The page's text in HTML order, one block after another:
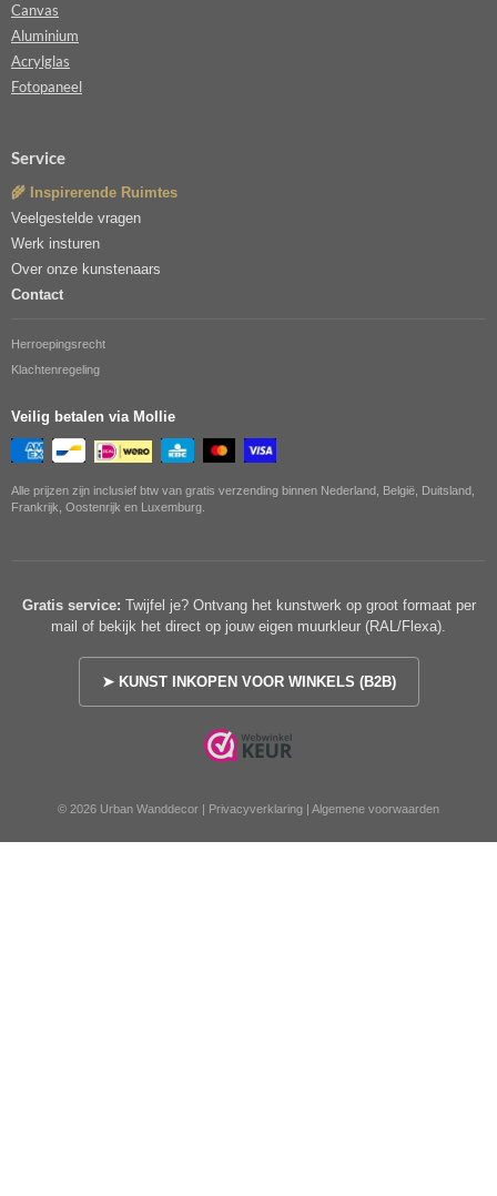
Canvas
Aluminium
Acrylglas
Fotopaneel
Service
🌾 Inspirerende Ruimtes
Veelgestelde vragen
Werk insturen
Over onze kunstenaars
Contact
Herroepingsrecht
Klachtenregeling
Veilig betalen via Mollie
Alle prijzen zijn inclusief btw van gratis verzending binnen Nederland, België, Duitsland,
Frankrijk, Oostenrijk en Luxemburg.
Gratis service: Twijfel je? Ontvang het kunstwerk op groot formaat per
mail of bekijk het direct op jouw eigen muurkleur (RAL/Flexa).
➤ KUNST INKOPEN VOOR WINKELS (B2B)
© 2026 Urban Wanddecor | Privacyverklaring | Algemene voorwaarden